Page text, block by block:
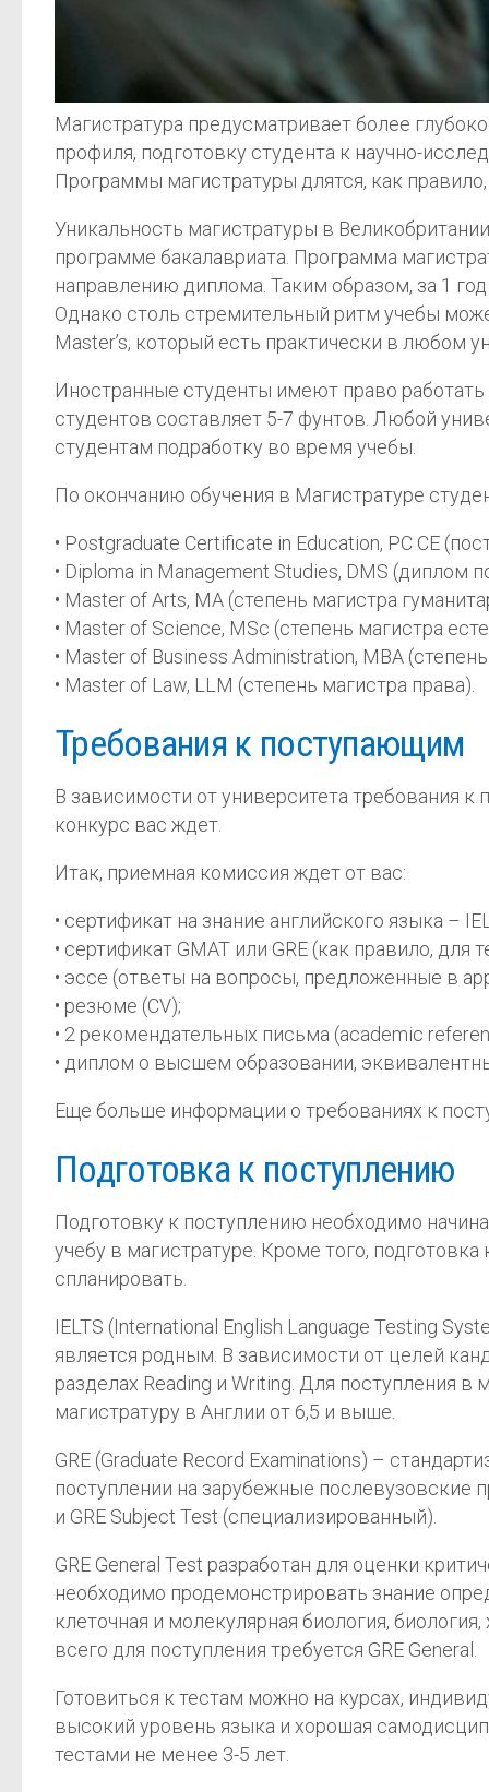
Магистратура предусматривает более
профиля, подготовку студента к научно-
Программы магистратуры длятся, как
Уникальность магистратуры в
программе бакалавриата. Программа
направлению диплома. Таким образом, за 1
Однако столь стремительный ритм учебы
Master’s, который есть практически в любом
Иностранные студенты имеют право
студентов составляет 5-7 фунтов. Любой
студентам подработку во время учебы.
По окончанию обучения в Магистратуре
• Postgraduate Certificate in Education, PC СЕ
• Diploma in Management Studies, DMS (диплом
• Master of Arts, MA (степень магистра
• Master of Science, MSc (степень магистра
• Master of Business Administration, MBA
• Master of Law, LLM (степень магистра права).
Требования к поступающим
В зависимости от университета требования
конкурс вас ждет.
Итак, приемная комиссия ждет от вас:
• сертификат на знание английского языка –
• сертификат GMAT или GRE (как правило,
• эссе (ответы на вопросы, предложенные в
• резюме (CV);
• 2 рекомендательных письма (academic
• диплом о высшем образовании,
Еще больше информации о требованиях к
Подготовка к поступлению
Подготовку к поступлению необходимо
учебу в магистратуре. Кроме того,
спланировать.
IELTS (International English Language Testing
является родным. В зависимости от целей
разделах Reading и Writing. Для поступления в
магистратуру в Англии от 6,5 и выше.
GRE (Graduate Record Examinations) –
поступлении на зарубежные послевузовские
и GRE Subject Test (специализированный).
GRE General Test разработан для оценки
необходимо продемонстрировать знание
клеточная и молекулярная биология,
всего для поступления требуется GRE General.
Готовиться к тестам можно на курсах,
высокий уровень языка и хорошая
тестами не менее 3-5 лет.